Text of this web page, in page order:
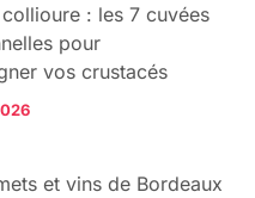
: les 7 cuvées
pour
vos crustacés
et vins de Bordeaux